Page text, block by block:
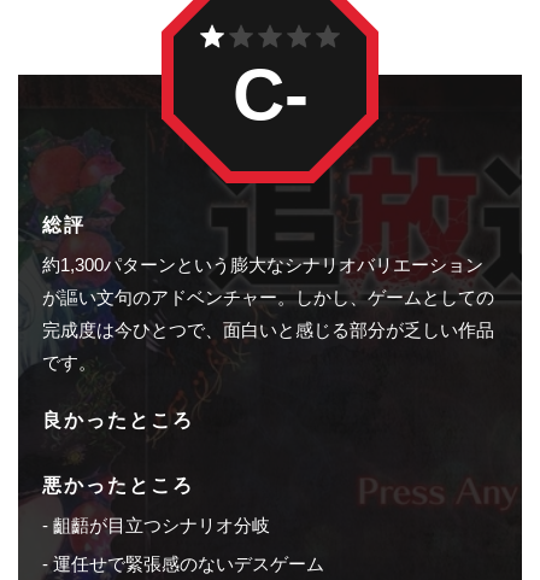
総評
約1,300パターンという膨大なシナリオバリエーション
が謳い文句のアドベンチャー。しかし、ゲームとしての
完成度は今ひとつで、面白いと感じる部分が乏しい作品
です。
良かったところ
悪かったところ
齟齬が目立つシナリオ分岐
運任せで緊張感のないデスゲーム
C-